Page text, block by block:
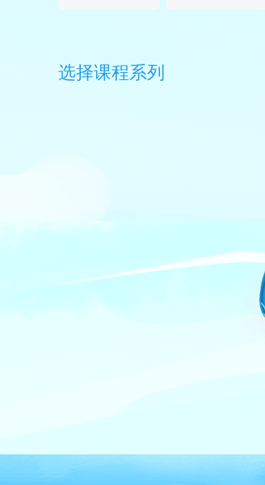
选择课程系列